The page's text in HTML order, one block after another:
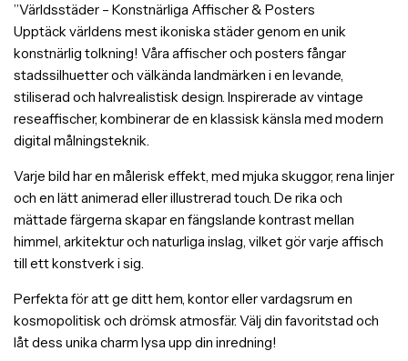
”Världsstäder – Konstnärliga Affischer & Posters
Upptäck världens mest ikoniska städer genom en unik
konstnärlig tolkning! Våra affischer och posters fångar
stadssilhuetter och välkända landmärken i en levande,
stiliserad och halvrealistisk design. Inspirerade av vintage
reseaffischer, kombinerar de en klassisk känsla med modern
digital målningsteknik.
Varje bild har en målerisk effekt, med mjuka skuggor, rena linjer
och en lätt animerad eller illustrerad touch. De rika och
mättade färgerna skapar en fängslande kontrast mellan
himmel, arkitektur och naturliga inslag, vilket gör varje affisch
till ett konstverk i sig.
Perfekta för att ge ditt hem, kontor eller vardagsrum en
kosmopolitisk och drömsk atmosfär. Välj din favoritstad och
låt dess unika charm lysa upp din inredning!